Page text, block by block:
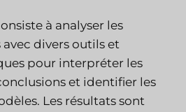
à analyser les
divers outils et
pour interpréter les
et identifier les
Les résultats sont